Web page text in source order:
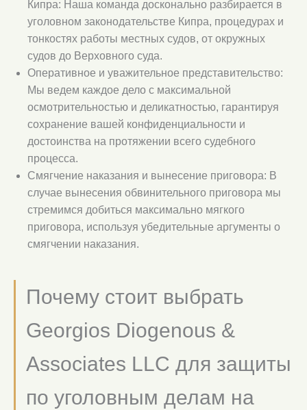
Кипра: Наша команда досконально разбирается в
уголовном законодательстве Кипра, процедурах и
тонкостях работы местных судов, от окружных
судов до Верховного суда.
Оперативное и уважительное представительство:
Мы ведем каждое дело с максимальной
осмотрительностью и деликатностью, гарантируя
сохранение вашей конфиденциальности и
достоинства на протяжении всего судебного
процесса.
Смягчение наказания и вынесение приговора: В
случае вынесения обвинительного приговора мы
стремимся добиться максимально мягкого
приговора, используя убедительные аргументы о
смягчении наказания.
Почему стоит выбрать
Georgios Diogenous &
Associates LLC для защиты
по уголовным делам на